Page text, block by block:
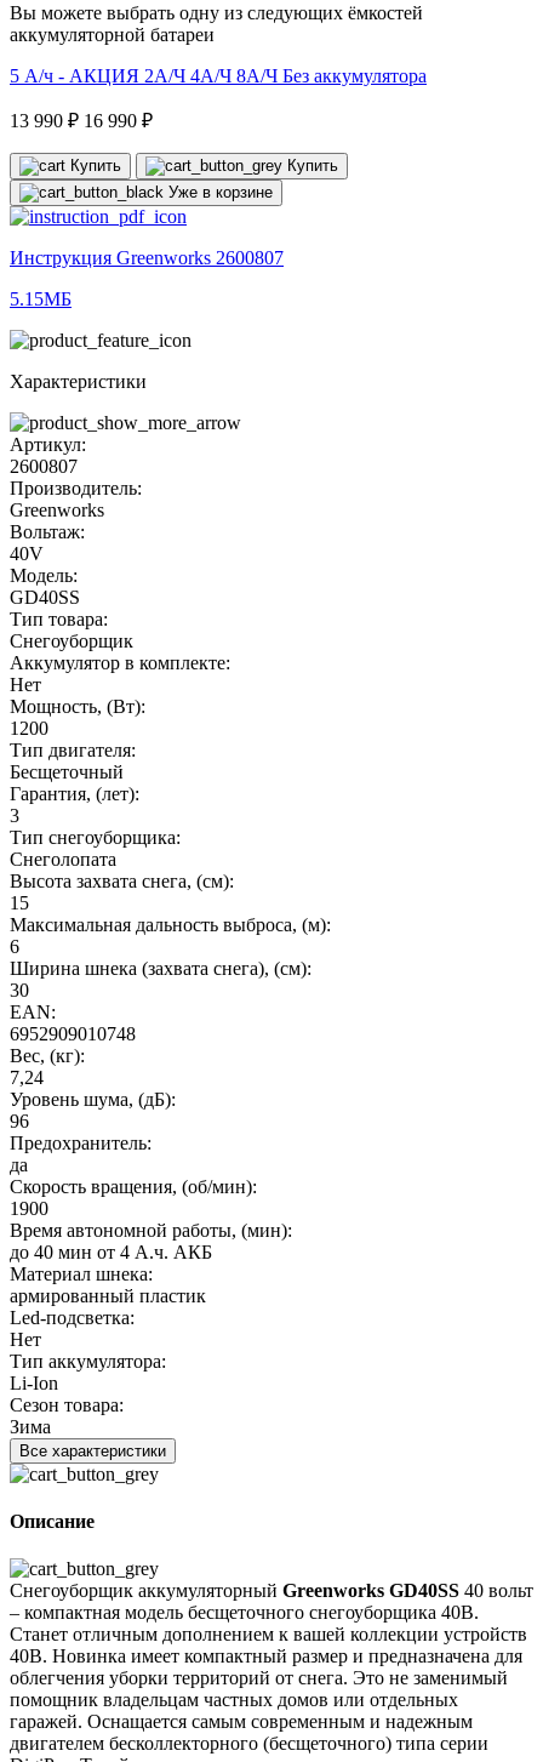
Вы можете выбрать одну из следующих ёмкостей
аккумуляторной батареи
5 А/ч - АКЦИЯ 2А/Ч 4А/Ч 8А/Ч Без аккумулятора
13 990 ₽ 16 990 ₽
Купить
Купить
Уже в корзине
Инструкция Greenworks 2600807
5.15МБ
Характеристики
Артикул:
2600807
Производитель:
Greenworks
Вольтаж:
40V
Модель:
GD40SS
Тип товара:
Снегоуборщик
Аккумулятор в комплекте:
Нет
Мощность, (Вт):
1200
Тип двигателя:
Бесщеточный
Гарантия, (лет):
3
Тип снегоуборщика:
Снеголопата
Высота захвата снега, (см):
15
Максимальная дальность выброса, (м):
6
Ширина шнека (захвата снега), (см):
30
EAN:
6952909010748
Вес, (кг):
7,24
Уровень шума, (дБ):
96
Предохранитель:
да
Cкорость вращения, (об/мин):
1900
Время автономной работы, (мин):
до 40 мин от 4 А.ч. АКБ
Материал шнека:
армированный пластик
Led-подсветка:
Нет
Тип аккумулятора:
Li-Ion
Сезон товара:
Зима
Все характеристики
Описание
Снегоуборщик аккумуляторный Greenworks GD40SS 40 вольт
– компактная модель бесщеточного снегоуборщика 40В.
Станет отличным дополнением к вашей коллекции устройств
40В. Новинка имеет компактный размер и предназначена для
облегчения уборки территорий от снега. Это не заменимый
помощник владельцам частных домов или отдельных
гаражей. Оснащается самым современным и надежным
двигателем бесколлекторного (бесщеточного) типа серии